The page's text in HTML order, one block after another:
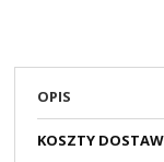
OPIS
KOSZTY